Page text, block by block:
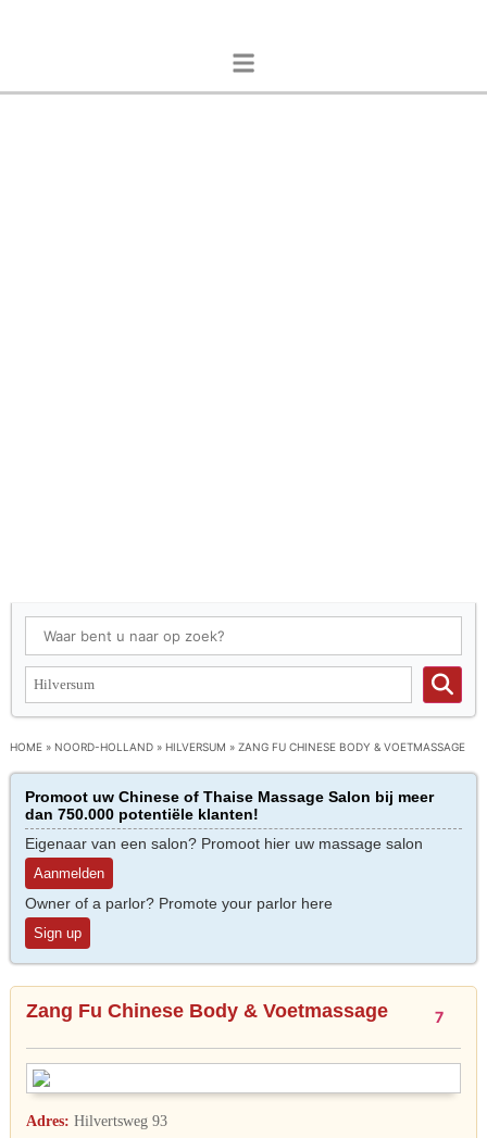
HOME » NOORD-HOLLAND » HILVERSUM » ZANG FU CHINESE BODY & VOETMASSAGE
Promoot uw Chinese of Thaise Massage Salon bij meer
dan 750.000 potentiële klanten!
Eigenaar van een salon? Promoot hier uw massage salon
Aanmelden
Owner of a parlor? Promote your parlor here
Sign up
Zang Fu Chinese Body & Voetmassage 7
Adres: Hilvertsweg 93